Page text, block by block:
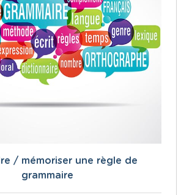
/ mémoriser une règle de
grammaire